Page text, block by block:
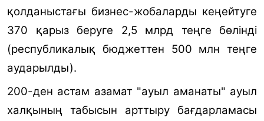
қолданыстағы бизнес-жобаларды кеңейтуге
370 қарыз беруге 2,5 млрд теңге бөлінді
(республикалық бюджеттен 500 млн теңге
аударылды).
200-ден астам азамат "ауыл аманаты" ауыл
халқының табысын арттыру бағдарламасы